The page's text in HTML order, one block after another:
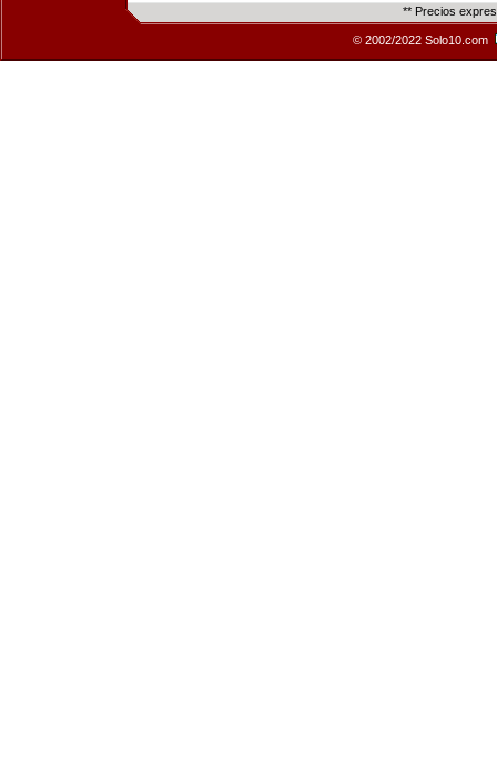
** Precios
© 2002/2022 Solo10.com